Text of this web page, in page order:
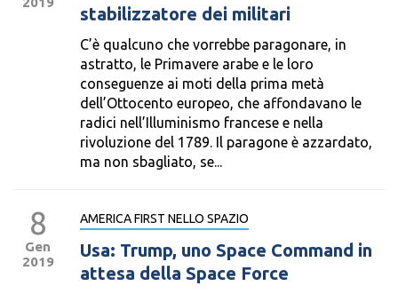
stabilizzatore dei militari
C’è qualcuno che vorrebbe paragonare, in
astratto, le Primavere arabe e le loro
conseguenze ai moti della prima metà
dell’Ottocento europeo, che affondavano le
radici nell’Illuminismo francese e nella
rivoluzione del 1789. Il paragone è azzardato,
ma non sbagliato, se...
8
Gen
2019
AMERICA FIRST NELLO SPAZIO
Usa: Trump, uno Space Command in
attesa della Space Force